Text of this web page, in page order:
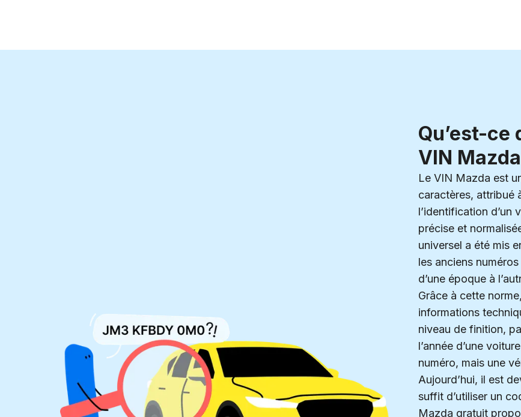
Qu’est-ce
VIN
Le VIN Mazda est
caractères, attribué
l’identification d’un
précise et
universel a été mis
les anciens
d’une époque à
Grâce à cette
informations
niveau de finition,
l’année d’une
numéro, mais une
Aujourd’hui, il est
suffit d’utiliser un
Mazda gratuit